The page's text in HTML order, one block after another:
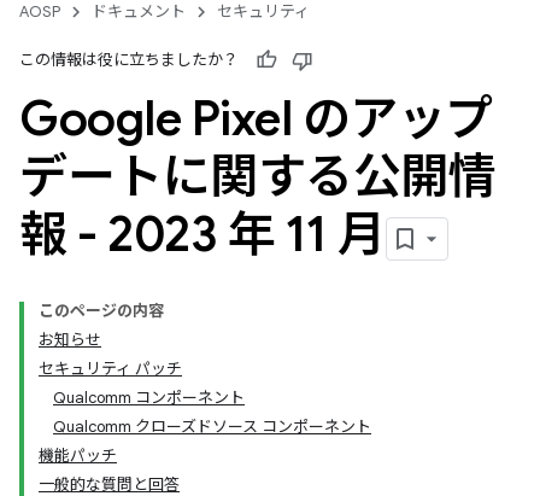
AOSP ドキュメント セキュリティ
この情報は役に立ちましたか？
Google Pixel のアップ
デートに関する公開情
報 - 2023 年 11 月
このページの内容
お知らせ
セキュリティ パッチ
Qualcomm コンポーネント
Qualcomm クローズドソース コンポーネント
機能パッチ
一般的な質問と回答